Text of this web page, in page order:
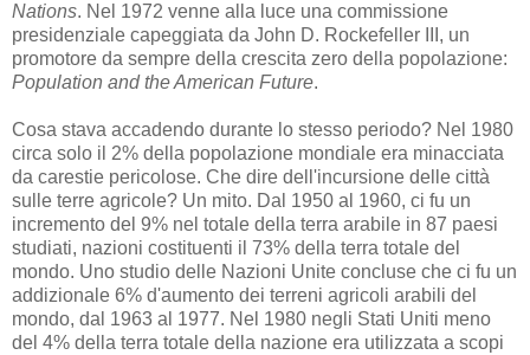
Nations. Nel 1972 venne alla luce una commissione
presidenziale capeggiata da John D. Rockefeller III, un
promotore da sempre della crescita zero della popolazione:
Population and the American Future.
Cosa stava accadendo durante lo stesso periodo? Nel 1980
circa solo il 2% della popolazione mondiale era minacciata
da carestie pericolose. Che dire dell'incursione delle città
sulle terre agricole? Un mito. Dal 1950 al 1960, ci fu un
incremento del 9% nel totale della terra arabile in 87 paesi
studiati, nazioni costituenti il 73% della terra totale del
mondo. Uno studio delle Nazioni Unite concluse che ci fu un
addizionale 6% d'aumento dei terreni agricoli arabili del
mondo, dal 1963 al 1977. Nel 1980 negli Stati Uniti meno
del 4% della terra totale della nazione era utilizzata a scopi